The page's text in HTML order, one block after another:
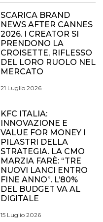
SCARICA BRAND
NEWS AFTER CANNES
2026. I CREATOR SI
PRENDONO LA
CROISETTE, RIFLESSO
DEL LORO RUOLO NEL
MERCATO
21 Luglio 2026
KFC ITALIA:
INNOVAZIONE E
VALUE FOR MONEY I
PILASTRI DELLA
STRATEGIA. LA CMO
MARZIA FARÈ: “TRE
NUOVI LANCI ENTRO
FINE ANNO”. L’80%
DEL BUDGET VA AL
DIGITALE
15 Luglio 2026